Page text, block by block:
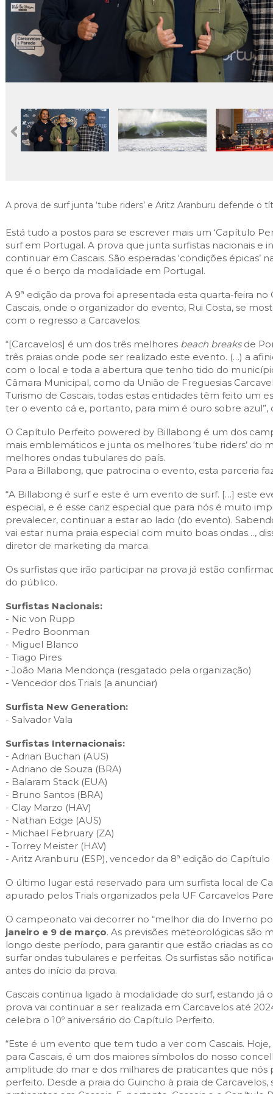
Planeamento Estratégico
Reabilitação urbana
Urbanismo
Cascais Próxima
Economia & Inovação
Governação
Mobilidade
Qualidade de vida
Jornal C
Agenda do executivo
VIVER
VISITAR
MOBILIDADE
INVESTIR EM CASCAIS
A prova de surf junta ‘tube riders’ e Aritz Aranburu defende o
Está tudo a postos para se escrever mais um ‘Capítulo
surf em Portugal. A prova que junta surfistas nacionais e
continuar em Cascais. São esperadas ‘condições épicas’
que é o berço da modalidade em Portugal.
A 9ª edição da prova foi apresentada esta quarta-feira
Cascais, onde o organizador do evento, Rui Costa, se
com o regresso a Carcavelos:
“[Carcavelos] é um dos três melhores beach breaksde
três praias onde pode ser realizado este evento. (…) a
com o local e toda a abertura que tenho tido do
Câmara Municipal, como da União de Freguesias
Turismo de Cascais, todas estas entidades têm feito um
ter o evento cá e, portanto, para mim é ouro sobre azul”,
O Capítulo Perfeito powered by Billabong é um dos
mais emblemáticos e junta os melhores ‘tube riders’ do
melhores ondas tubulares do país.
Para a Billabong, que patrocina o evento, esta parceria
“A Billabong é surf e este é um evento de surf. […] este
especial, e é esse cariz especial que para nós é muito
prevalecer, continuar a estar ao lado (do evento).
vai estar numa praia especial com muito boas ondas…,
diretor de marketing da marca.
Os surfistas que irão participar na prova já estão
do público.
Surfistas Nacionais:
- Nic von Rupp
- Pedro Boonman
- Miguel Blanco
- Tiago Pires
- João Maria Mendonça (resgatado pela organização)
- Vencedor dos Trials (a anunciar)
Surfista New Generation:
- Salvador Vala
Surfistas Internacionais:
- Adrian Buchan (AUS)
- Adriano de Souza (BRA)
- Balaram Stack (EUA)
- Bruno Santos (BRA)
- Clay Marzo (HAV)
- Nathan Edge (AUS)
- Michael February (ZA)
- Torrey Meister (HAV)
- Aritz Aranburu (ESP), vencedor da 8ª edição do
O último lugar está reservado para um surfista local de
apurado pelos Trials organizados pela UF Carcavelos
O campeonato vai decorrer no “melhor dia do Inverno
janeiro e 9 de março. As previsões meteorológicas são
longo deste período, para garantir que estão criadas as
surfar ondas tubulares e perfeitas. Os surfistas são
antes do início da prova.
Cascais continua ligado à modalidade do surf, estando já
prova vai continuar a ser realizada em Carcavelos até
celebra o 10º aniversário do Capítulo Perfeito.
“Este é um evento que tem tudo a ver com Cascais.
para Cascais, é um dos maiores símbolos do nosso
amplitude do mar e dos milhares de praticantes que
perfeito. Desde a praia do Guincho à praia de Carcavelos,